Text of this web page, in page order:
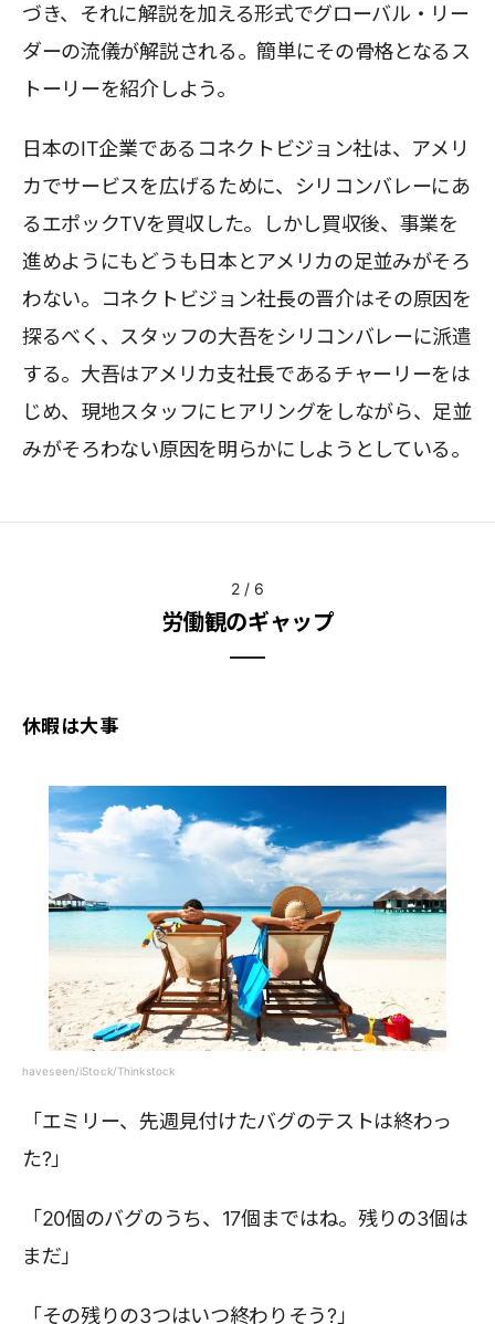
づき、それに解説を加える形式でグローバル・リー
ダーの流儀が解説される。簡単にその骨格となるス
トーリーを紹介しよう。
日本のIT企業であるコネクトビジョン社は、アメリ
カでサービスを広げるために、シリコンバレーにあ
るエポックTVを買収した。しかし買収後、事業を
進めようにもどうも日本とアメリカの足並みがそろ
わない。コネクトビジョン社長の晋介はその原因を
探るべく、スタッフの大吾をシリコンバレーに派遣
する。大吾はアメリカ支社長であるチャーリーをは
じめ、現地スタッフにヒアリングをしながら、足並
みがそろわない原因を明らかにしようとしている。
2 / 6
労働観のギャップ
休暇は大事
haveseen/iStock/Thinkstock
「エミリー、先週見付けたバグのテストは終わっ
た?」
「20個のバグのうち、17個まではね。残りの3個は
まだ」
「その残りの3つはいつ終わりそう?」